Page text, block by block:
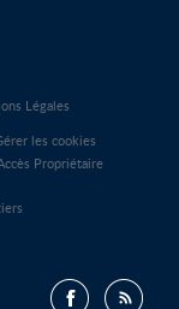
Légales
les cookies
Propriétaire